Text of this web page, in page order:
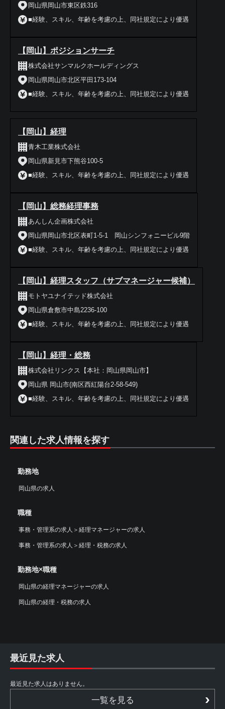
岡山県岡山市東区鉄316
■経験、スキル、年齢を考慮の上、同社規定により優遇
【岡山】ポジションサーチ
株式会社サンマルクホールディングス
岡山県岡山市北区平田173-104
■経験、スキル、年齢を考慮の上、同社規定により優遇
【岡山】経理
青木工業株式会社
岡山県新見市下熊谷100-5
■経験、スキル、年齢を考慮の上、同社規定により優遇
【岡山】総務経理事務
あんしん企画株式会社
岡山県岡山市北区表町1-5-1 岡山シンフォニービル9階
■経験、スキル、年齢を考慮の上、同社規定により優遇
【岡山】経理スタッフ（サブマネージャー候補）
モトヤユナイテッド株式会社
岡山県倉敷市中島2236-100
■経験、スキル、年齢を考慮の上、同社規定により優遇
【岡山】経理・総務
株式会社リンクス【本社：岡山県岡山市】
岡山県 岡山市(南区西紅陽台2-58-549)
■経験、スキル、年齢を考慮の上、同社規定により優遇
関連した求人情報を探す
勤務地
岡山県の求人
職種
事務・管理系の求人 ＞ 経理マネージャーの求人
事務・管理系の求人 ＞ 経理・税務の求人
勤務地×職種
岡山県の経理マネージャーの求人
岡山県の経理・税務の求人
最近見た求人
最近見た求人はありません。
一覧を見る